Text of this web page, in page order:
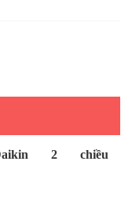
2 chiều